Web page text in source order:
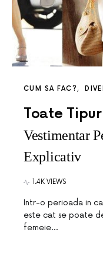
CUM SA FAC?
Toate
Vestimentar
Explicativ
1.4K VIEWS
Intr-o perioada in
este cat se poate
femeie…